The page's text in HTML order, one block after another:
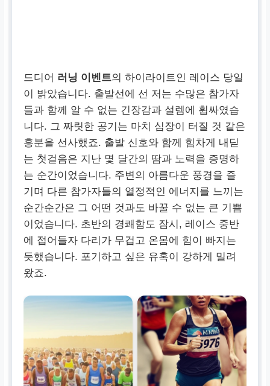
드디어 러닝 이벤트의 하이라이트인 레이스 당일
이 밝았습니다. 출발선에 선 저는 수많은 참가자
들과 함께 알 수 없는 긴장감과 설렘에 휩싸였습
니다. 그 짜릿한 공기는 마치 심장이 터질 것 같은
흥분을 선사했죠. 출발 신호와 함께 힘차게 내딛
는 첫걸음은 지난 몇 달간의 땀과 노력을 증명하
는 순간이었습니다. 주변의 아름다운 풍경을 즐
기며 다른 참가자들의 열정적인 에너지를 느끼는
순간순간은 그 어떤 것과도 바꿀 수 없는 큰 기쁨
이었습니다. 초반의 경쾌함도 잠시, 레이스 중반
에 접어들자 다리가 무겁고 온몸에 힘이 빠지는
듯했습니다. 포기하고 싶은 유혹이 강하게 밀려
왔죠.